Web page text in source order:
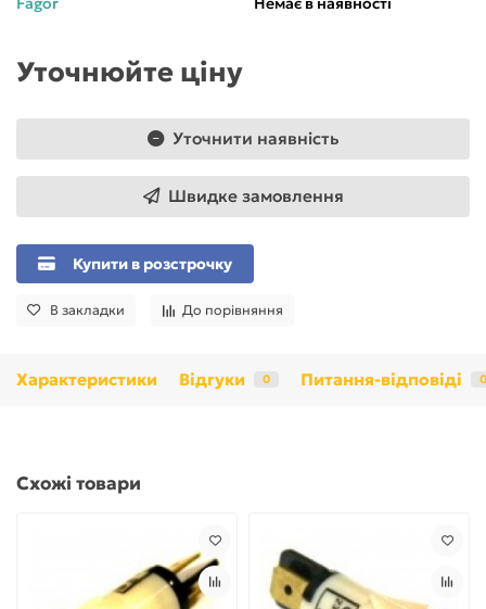
Уточнюйте ціну
Уточнити наявність
Швидке замовлення
Купити в розстрочку
В закладки До порівняння
Характеристики Відгуки 0 Питання-відповіді 0
Схожі товари